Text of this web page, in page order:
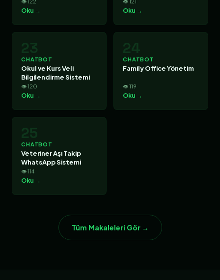
Oku → Oku →
23
CHATBOT
Okul ve Kurs Veli
Bilgilendirme Sistemi
👁 120
Oku →
24
CHATBOT
Family Office Yönetim
👁 119
Oku →
25
CHATBOT
Veteriner Aşı Takip
WhatsApp Sistemi
👁 114
Oku →
Tüm Makaleleri Gör →